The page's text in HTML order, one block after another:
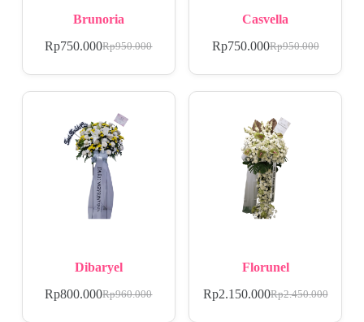
Brunoria
Rp950.000
Rp750.000
Casvella
Rp950.000
Rp750.000
Dibaryel
Rp960.000
Rp800.000
Florunel
Rp2.450.000
Rp2.150.000